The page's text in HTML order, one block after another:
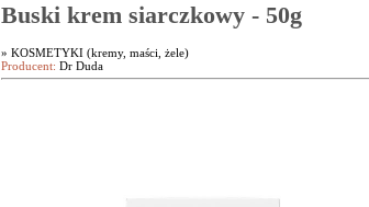
Buski krem siarczkowy - 50g
» KOSMETYKI (kremy, maści, żele)
Producent: Dr Duda